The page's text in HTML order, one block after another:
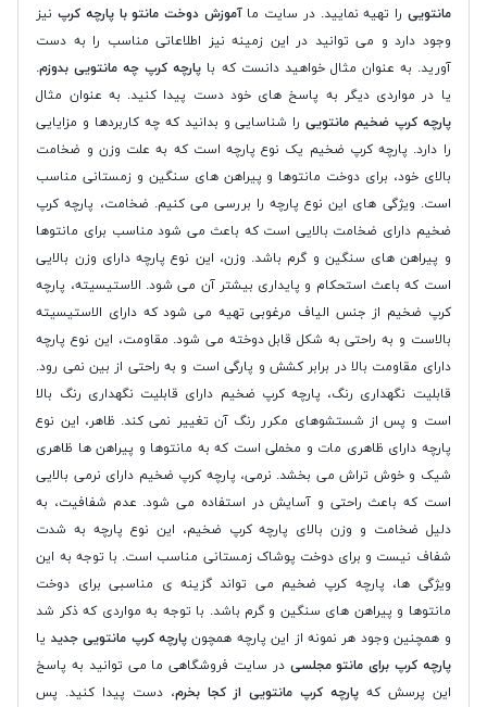
مانتویی را تهیه نمایید. در سایت ماآموزش دوخت مانتو با پارچه کرپنیز
وجود دارد و می توانید در این زمینه نیز اطلاعاتی مناسب را به دست
آورید. به عنوان مثال خواهید دانست که با پارچه کرپ چه مانتویی بدوزم.
یا در مواردی دیگر به پاسخ های خود دست پیدا کنید. به عنوان مثال
پارچه کرپ ضخیم مانتوییرا شناسایی و بدانید که چه کاربردها و مزایایی
را دارد. پارچه کرپ ضخیم یک نوع پارچه است که به علت وزن و ضخامت
بالای خود، برای دوخت مانتوها و پیراهن های سنگین و زمستانی مناسب
است. ویژگی های این نوع پارچه را بررسی می کنیم. ضخامت، پارچه کرپ
ضخیم دارای ضخامت بالایی است که باعث می شود مناسب برای مانتوها
و پیراهن های سنگین و گرم باشد. وزن، این نوع پارچه دارای وزن بالایی
است که باعث استحکام و پایداری بیشتر آن می شود. الاستیسیته، پارچه
کرپ ضخیم از جنس الیاف مرغوبی تهیه می شود که دارای الاستیسیته
بالاست و به راحتی به شکل قابل دوخته می شود. مقاومت، این نوع پارچه
دارای مقاومت بالا در برابر کشش و پارگی است و به راحتی از بین نمی رود.
قابلیت نگهداری رنگ، پارچه کرپ ضخیم دارای قابلیت نگهداری رنگ بالا
است و پس از شستشوهای مکرر رنگ آن تغییر نمی کند. ظاهر، این نوع
پارچه دارای ظاهری مات و مخملی است که به مانتوها و پیراهن ها ظاهری
شیک و خوش تراش می بخشد. نرمی، پارچه کرپ ضخیم دارای نرمی بالایی
است که باعث راحتی و آسایش در استفاده می شود. عدم شفافیت، به
دلیل ضخامت و وزن بالای پارچه کرپ ضخیم، این نوع پارچه به شدت
شفاف نیست و برای دوخت پوشاک زمستانی مناسب است. با توجه به این
ویژگی ها، پارچه کرپ ضخیم می تواند گزینه ی مناسبی برای دوخت
مانتوها و پیراهن های سنگین و گرم باشد. با توجه به مواردی که ذکر شد
و همچنین وجود هر نمونه از این پارچه همچونپارچه کرپ مانتویی جدید یا
پارچه کرپ برای مانتو مجلسیدر سایت فروشگاهی ما می توانید به پاسخ
این پرسش کهپارچه کرپ مانتویی از کجا بخرم، دست پیدا کنید. پس